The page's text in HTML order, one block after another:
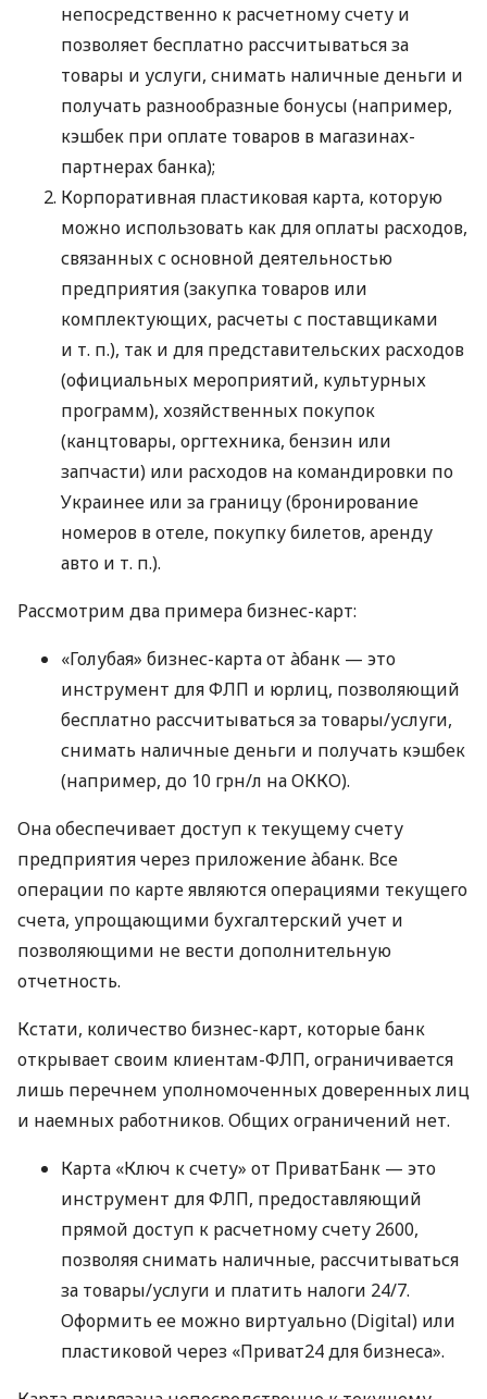
непосредственно к расчетному счету и
позволяет бесплатно рассчитываться за
товары и услуги, снимать наличные деньги и
получать разнообразные бонусы (например,
кэшбек при оплате товаров в магазинах-
партнерах банка);
Корпоративная пластиковая карта, которую
можно использовать как для оплаты расходов,
связанных с основной деятельностью
предприятия (закупка товаров или
комплектующих, расчеты с поставщиками
и т. п.), так и для представительских расходов
(официальных мероприятий, культурных
программ), хозяйственных покупок
(канцтовары, оргтехника, бензин или
запчасти) или расходов на командировки по
Украинее или за границу (бронирование
номеров в отеле, покупку билетов, аренду
авто и т. п.).
Рассмотрим два примера бизнес-карт:
«Голубая» бизнес-карта от àбанк — это
инструмент для ФЛП и юрлиц, позволяющий
бесплатно рассчитываться за товары/услуги,
снимать наличные деньги и получать кэшбек
(например, до 10 грн/л на ОККО).
Она обеспечивает доступ к текущему счету
предприятия через приложение àбанк. Все
операции по карте являются операциями текущего
счета, упрощающими бухгалтерский учет и
позволяющими не вести дополнительную
отчетность.
Кстати, количество бизнес-карт, которые банк
открывает своим клиентам-ФЛП, ограничивается
лишь перечнем уполномоченных доверенных лиц
и наемных работников. Общих ограничений нет.
Карта «Ключ к счету» от ПриватБанк — это
инструмент для ФЛП, предоставляющий
прямой доступ к расчетному счету 2600,
позволяя снимать наличные, рассчитываться
за товары/услуги и платить налоги 24/7.
Оформить ее можно виртуально (Digital) или
пластиковой через «Приват24 для бизнеса».